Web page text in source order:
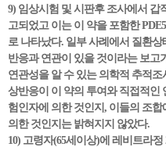
9) 임상시험 및 시판후 조사에서 갑
고되었고 이는 이 약을 포함한
로 나타났다. 일부 사례에서 질환
반응과 연관이 있을 것이라는 보고
연관성을 알 수 있는 의학적 추적
상반응이 이 약의 투여와 직접적인
험인자에 의한 것인지, 이들의 조
의한 것인지는 밝혀지지 않았다.
10) 고령자(65세이상)에 레비트라